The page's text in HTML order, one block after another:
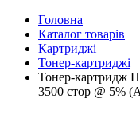
Головна
Каталог товарів
Картриджі
Тонер-картриджі
Тонер-картридж
3500 стор @ 5%